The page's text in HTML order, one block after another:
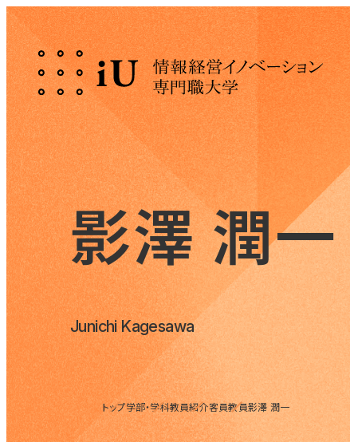
影澤 潤一
Junichi Kagesawa
トップ学部・学科教員紹介客員教員影澤 潤一